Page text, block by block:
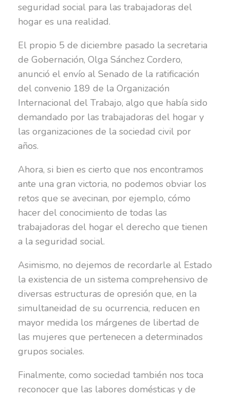
seguridad social para las trabajadoras del
hogar es una realidad.
El propio 5 de diciembre pasado la secretaria
de Gobernación, Olga Sánchez Cordero,
anunció el envío al Senado de la ratificación
del convenio 189 de la Organización
Internacional del Trabajo, algo que había sido
demandado por las trabajadoras del hogar y
las organizaciones de la sociedad civil por
años.
Ahora, si bien es cierto que nos encontramos
ante una gran victoria, no podemos obviar los
retos que se avecinan, por ejemplo, cómo
hacer del conocimiento de todas las
trabajadoras del hogar el derecho que tienen
a la seguridad social.
Asimismo, no dejemos de recordarle al Estado
la existencia de un sistema comprehensivo de
diversas estructuras de opresión que, en la
simultaneidad de su ocurrencia, reducen en
mayor medida los márgenes de libertad de
las mujeres que pertenecen a determinados
grupos sociales.
Finalmente, como sociedad también nos toca
reconocer que las labores domésticas y de